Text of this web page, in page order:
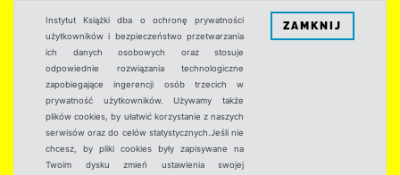
Instytut Książki dba o ochronę prywatności
użytkowników i bezpieczeństwo przetwarzania
ich danych osobowych oraz stosuje
odpowiednie rozwiązania technologiczne
zapobiegające ingerencji osób trzecich w
prywatność użytkowników. Używamy także
plików cookies, by ułatwić korzystanie z naszych
serwisów oraz do celów statystycznych.Jeśli nie
chcesz, by pliki cookies były zapisywane na
Twoim dysku zmień ustawienia swojej
ZAMKNIJ